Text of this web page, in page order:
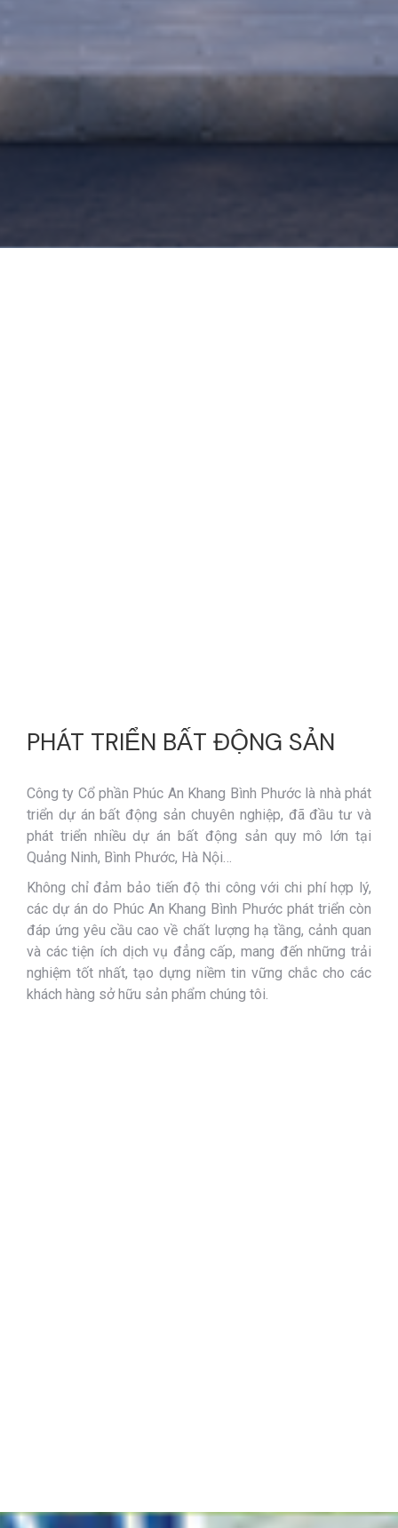
PHÁT TRIỂN BẤT ĐỘNG SẢN
Công ty Cổ phần Phúc An Khang Bình Phước là nhà phát
triển dự án bất động sản chuyên nghiệp, đã đầu tư và
phát triển nhiều dự án bất động sản quy mô lớn tại
Quảng Ninh, Bình Phước, Hà Nội…
Không chỉ đảm bảo tiến độ thi công với chi phí hợp lý,
các dự án do Phúc An Khang Bình Phước phát triển còn
đáp ứng yêu cầu cao về chất lượng hạ tầng, cảnh quan
và các tiện ích dịch vụ đẳng cấp, mang đến những trải
nghiệm tốt nhất, tạo dựng niềm tin vững chắc cho các
khách hàng sở hữu sản phẩm chúng tôi.